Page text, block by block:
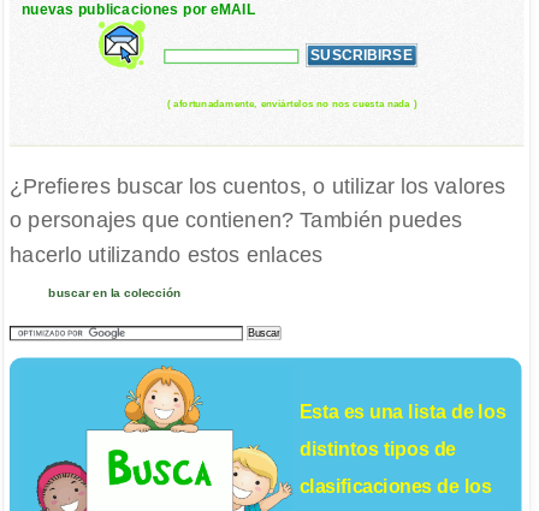
nuevas publicaciones por eMAIL
( afortunadamente, enviártelos no nos cuesta nada )
¿Prefieres buscar los cuentos, o utilizar los valores
o personajes que contienen? También puedes
hacerlo utilizando estos enlaces
buscar en la colección
Esta es una lista de los
distintos tipos de
clasificaciones de los